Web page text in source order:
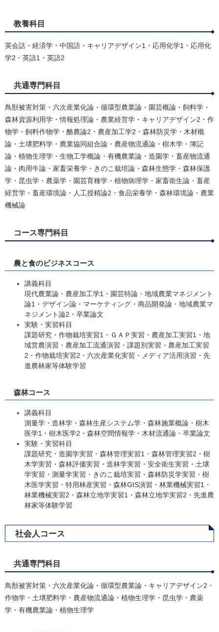
教養科目
英会話・経済学・中国語・キャリアデザイン1・応用化学1・応用化
学2・英語1・英語2
共通専門科目
鳥獣被害対策・六次産業化論・循環型農業論・園芸概論・飼料学・
森林資源利用学・情報処理論・農業経営学・キャリアデザイン2・作
物学・飼料作物学・酪農論2・農産加工学2・森林防災学・木材概
論・土壌肥料学・農業協同組合論・農産物流通論・樹木学・簿記
論・植物生理学・生物工学概論・有機農業論・造園学・畜産物流通
論・肉用牛論・家畜栄養学・きのこ栽培論・森林生態学・森林保護
学・昆虫学・農薬学・園芸育種学・植物病理学・家畜衛生論・畜産
経営学・畜産環境論・人工授精論2・食品栄養学・森林環境論・農業
機械論
コース専門科目
農と食のビジネスコース
講義科目
現代農業論・農産加工学1・園芸特論・地域農業マネジメント
論1・デザイン論・マーケティング・商品開発論・地域農業マ
ネジメント論2・卒業論文
実験・実習科目
課題研究・作物栽培実習1・ＧＡＰ実習・農産加工実習1・地
域営農演習・農産加工流通演習・課題別実習・農産加工実習
2・作物栽培実習2・六次産業化実習・メディア活用演習・先
進農林家等体験学習
森林コース
講義科目
測量学・造林学・森林生産システム学・森林施業概論・樹木
医学1・樹木医学2・森林空間情報学・木材流通論・卒業論文
実験・実習科目
課題研究・造園学実習・森林管理実習1・森林管理実習2・樹
木学実習・森林評価実習・造林学実習・安全衛生実習・土壌
学実習・測量学実習・きのこ栽培実習・森林防災学実習・樹
木医学実習・特用林産実習・森林GIS演習・林業機械実習1・
林業機械実習2・森林立地学実習1・森林立地学実習2・先進農
林家等体験学習
社会人コース
共通専門科目
鳥獣被害対策・六次産業化論・循環型農業論・キャリアデザイン2・
作物学・土壌肥料学・農産物流通論・植物生理学・昆虫学・農薬
学・有機農業論・植物生理学